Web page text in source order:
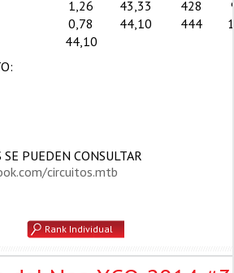
1,26 43,33 428
0,78 44,10 444
44,10
PUEDEN CONSULTAR
circuitos.mtb
Rank Individual